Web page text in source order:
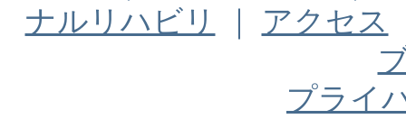
ナルリハビリ
｜ アクセス
プライ